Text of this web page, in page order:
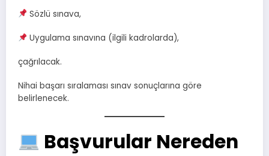
Sözlü sınava,
Uygulama sınavına (ilgili kadrolarda),
çağrılacak.
Nihai başarı sıralaması sınav sonuçlarına göre
belirlenecek.
Başvurular Nereden